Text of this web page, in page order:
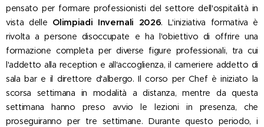
pensato per formare professionisti del settore dell'ospitalità in
vista delle Olimpiadi Invernali 2026. L'iniziativa formativa è
rivolta a persone disoccupate e ha l'obiettivo di offrire una
formazione completa per diverse figure professionali, tra cui
l'addetto alla reception e all'accoglienza, il cameriere addetto di
sala bar e il direttore d'albergo. Il corso per Chef è iniziato la
scorsa settimana in modalità a distanza, mentre da questa
settimana hanno preso avvio le lezioni in presenza, che
proseguiranno per tre settimane. Durante questo periodo, i